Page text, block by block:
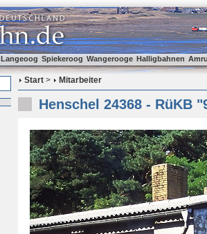
Langeoog Spiekeroog Wangerooge Halligbahnen
Start > Mitarbeiter
Henschel 24368 - RüKB